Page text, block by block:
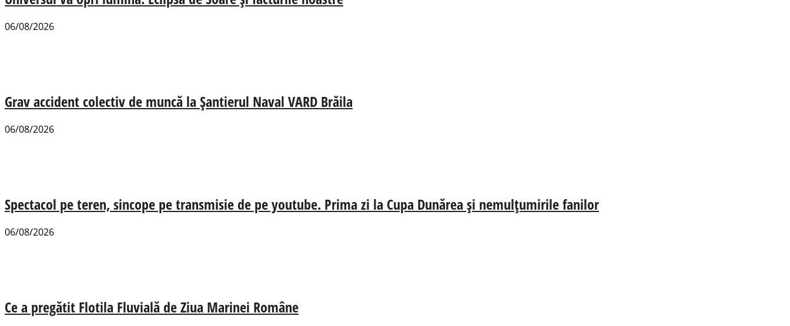
06/08/2026
Grav accident colectiv de muncă la Șantierul Naval VARD Brăila
06/08/2026
Spectacol pe teren, sincope pe transmisie de pe youtube. Prima zi la Cupa Dunărea și nemulțumirile fanilor
06/08/2026
Ce a pregătit Flotila Fluvială de Ziua Marinei Române